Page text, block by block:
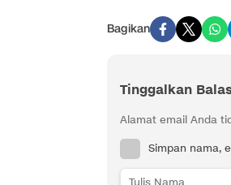
Bagikan
Tinggalkan
Alamat email Anda
Simpan nama,